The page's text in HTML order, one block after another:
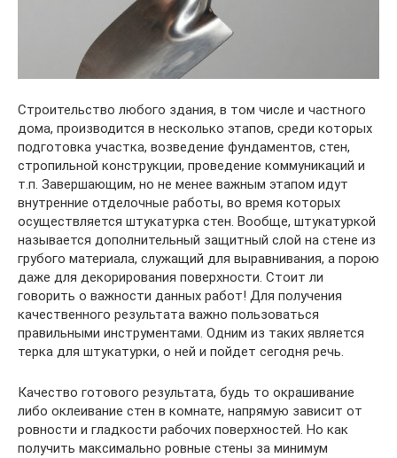
Строительство любого здания, в том числе и частного
дома, производится в несколько этапов, среди которых
подготовка участка, возведение фундаментов, стен,
стропильной конструкции, проведение коммуникаций и
т.п. Завершающим, но не менее важным этапом идут
внутренние отделочные работы, во время которых
осуществляется штукатурка стен. Вообще, штукатуркой
называется дополнительный защитный слой на стене из
грубого материала, служащий для выравнивания, а порою
даже для декорирования поверхности. Стоит ли
говорить о важности данных работ! Для получения
качественного результата важно пользоваться
правильными инструментами. Одним из таких является
терка для штукатурки, о ней и пойдет сегодня речь.
Качество готового результата, будь то окрашивание
либо оклеивание стен в комнате, напрямую зависит от
ровности и гладкости рабочих поверхностей. Но как
получить максимально ровные стены за минимум